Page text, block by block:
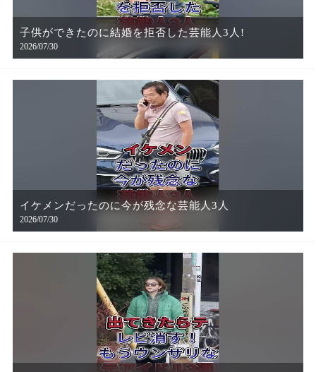
子供ができたのに結婚を拒否した芸能人3人!
2026/07/30
イケメンだったのに今が残念な芸能人3人
2026/07/30